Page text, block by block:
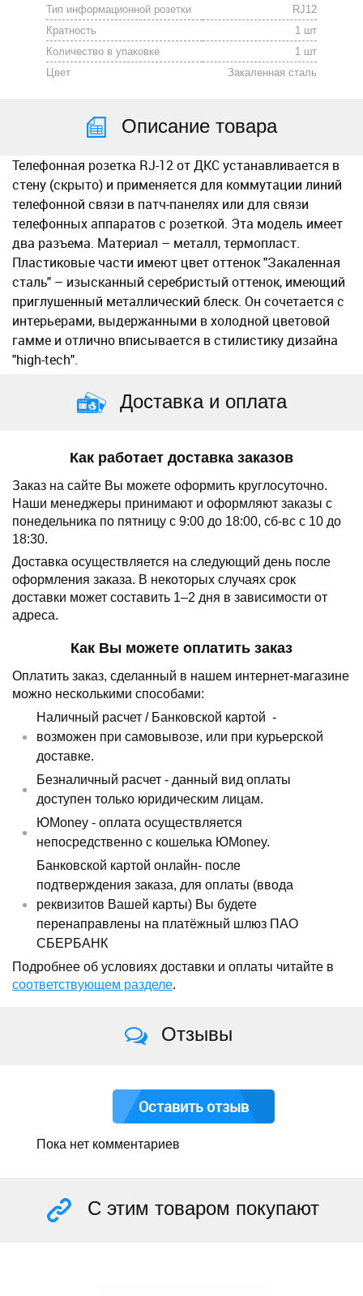
Тип информационной розетки
RJ12
Кратность
1 шт
Количество в упаковке
1 шт
Цвет
Закаленная сталь
Описание товара
Телефонная розетка RJ-12 от ДКС устанавливается в
стену (скрыто) и применяется для коммутации линий
телефонной связи в патч-панелях или для связи
телефонных аппаратов с розеткой. Эта модель имеет
два разъема. Материал – металл, термопласт.
Пластиковые части имеют цвет оттенок "Закаленная
сталь" – изысканный серебристый оттенок, имеющий
приглушенный металлический блеск. Он сочетается с
интерьерами, выдержанными в холодной цветовой
гамме и отлично вписывается в стилистику дизайна
"high-tech".
Доставка и оплата
Как работает доставка заказов
Заказ на сайте Вы можете оформить круглосуточно.
Наши менеджеры принимают и оформляют заказы с
понедельника по пятницу с 9:00 до 18:00, сб-вс с 10 до
18:30.
Доставка осуществляется на следующий день после
оформления заказа. В некоторых случаях срок
доставки может составить 1–2 дня в зависимости от
адреса.
Как Вы можете оплатить заказ
Оплатить заказ, сделанный в нашем интернет-магазине
можно несколькими способами:
Наличный расчет / Банковской картой -
возможен при самовывозе, или при курьерской
доставке.
Безналичный расчет - данный вид оплаты
доступен только юридическим лицам.
ЮMoney - оплата осуществляется
непосредственно с кошелька ЮMoney.
Банковской картой онлайн- после
подтверждения заказа, для оплаты (ввода
реквизитов Вашей карты) Вы будете
перенаправлены на платёжный шлюз ПАО
СБЕРБАНК
Подробнее об условиях доставки и оплаты читайте в
соответствующем разделе.
Отзывы
Оставить отзыв
Пока нет комментариев
С этим товаром покупают